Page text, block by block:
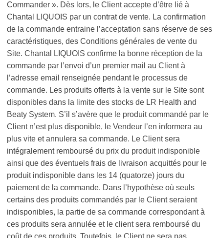
Commander ». Dès lors, le Client accepte d’être lié à
Chantal LIQUOIS par un contrat de vente. La confirmation
de la commande entraine l’acceptation sans réserve de ses
caractéristiques, des Conditions générales de vente du
Site. Chantal LIQUOIS confirme la bonne réception de la
commande par l’envoi d’un premier mail au Client à
l’adresse email renseignée pendant le processus de
commande. Les produits offerts à la vente sur le Site sont
disponibles dans la limite des stocks de LR Health and
Beaty System. S’il s’avère que le produit commandé par le
Client n’est plus disponible, le Vendeur l’en informera au
plus vite et annulera sa commande. Le Client sera
intégralement remboursé du prix du produit indisponible
ainsi que des éventuels frais de livraison acquittés pour le
produit indisponible dans les 14 (quatorze) jours du
paiement de la commande. Dans l’hypothèse où seuls
certains des produits commandés par le Client seraient
indisponibles, la partie de sa commande correspondant à
ces produits sera annulée et le client sera remboursé du
coût de ces produits. Toutefois, le Client ne sera pas